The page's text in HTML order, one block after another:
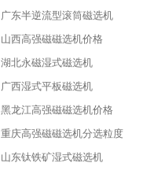
广东半逆流型滚筒磁选机
山西高强磁磁选机价格
湖北永磁湿式磁选机
广西湿式平板磁选机
黑龙江高强磁磁选机价格
重庆高强磁磁选机分选粒度
山东钛铁矿湿式磁选机